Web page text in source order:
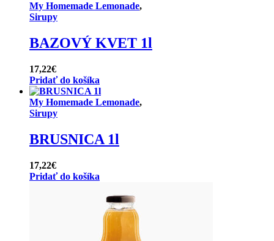
My Homemade Lemonade,
Sirupy
BAZOVÝ KVET 1l
17,22€
Pridať do košíka
My Homemade Lemonade,
Sirupy
BRUSNICA 1l
17,22€
Pridať do košíka